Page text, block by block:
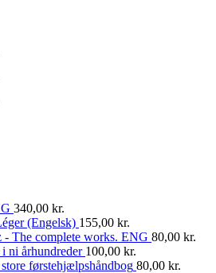
340,00 kr.
(Engelsk) 155,00 kr.
- The complete works. ENG 80,00 kr.
ni århundreder 100,00 kr.
førstehjælpshåndbog 80,00 kr.